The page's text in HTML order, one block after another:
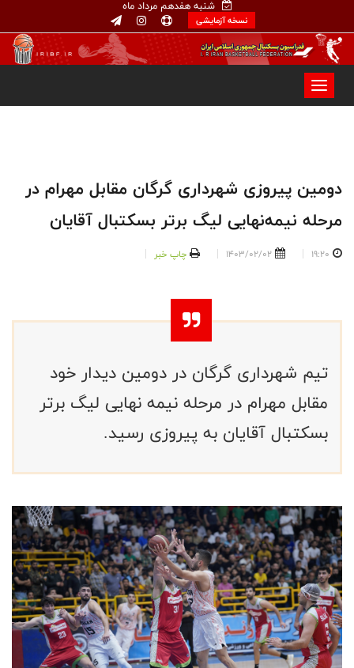
شنبه هفدهم مرداد ماه
نسخه آزمایشی
دومین پیروزی شهرداری گرگان مقابل مهرام در
مرحله نیمه‌نهایی لیگ برتر بسکتبال آقایان
19:20
1403/02/02 چاپ خبر
تیم شهرداری گرگان در دومین دیدار خود
مقابل مهرام در مرحله نیمه نهایی لیگ برتر
بسکتبال آقایان به پیروزی رسید.